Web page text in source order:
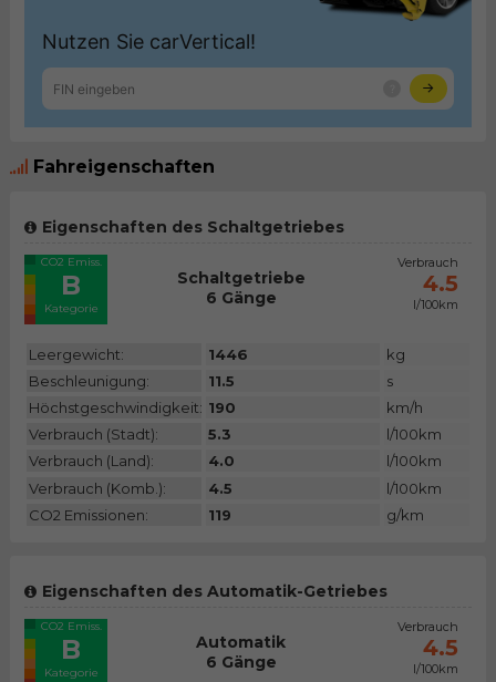
Fahreigenschaften
Eigenschaften des Schaltgetriebes
CO2 Emiss.
B
Kategorie
Schaltgetriebe
6 Gänge
Verbrauch
4.5
l/100km
Leergewicht: 1446
kg
Beschleunigung:
11.5
s
Höchstgeschwindigkeit: 190
km/h
Verbrauch (Stadt):
5.3
l/100km
Verbrauch (Land):
4.0
l/100km
Verbrauch (Komb.):
4.5
l/100km
CO2 Emissionen:
119 g/km
Eigenschaften des Automatik-Getriebes
CO2 Emiss.
B
Kategorie
Automatik
6 Gänge
Verbrauch
4.5
l/100km